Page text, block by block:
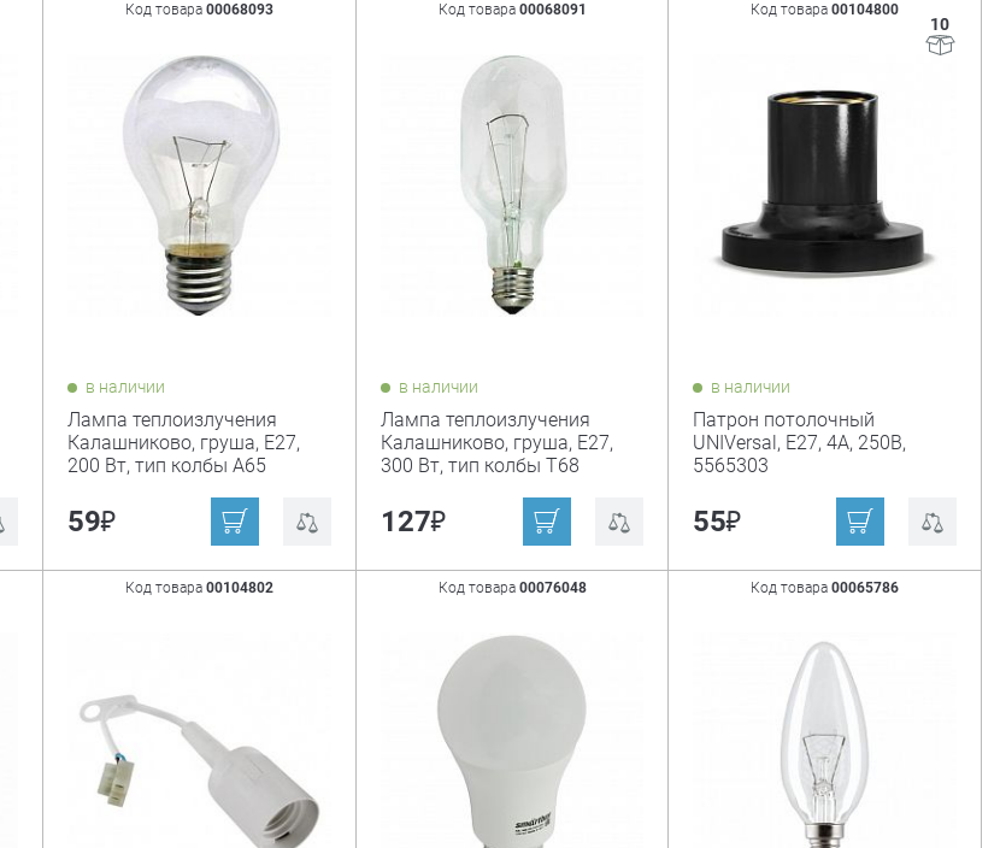
Код товара00068093
в наличии
Лампа теплоизлучения
Калашниково, груша, Е27,
200 Вт, тип колбы А65
59₽
Код товара 00068091
в наличии
Лампа теплоизлучения
Калашниково, груша, Е27,
300 Вт, тип колбы Т68
127₽
Код товара00104800
10
в наличии
Патрон потолочный
UNIVersal, Е27, 4А, 250В,
5565303
55₽
Код товара00104802 Код товара 00076048 Код товара00065786